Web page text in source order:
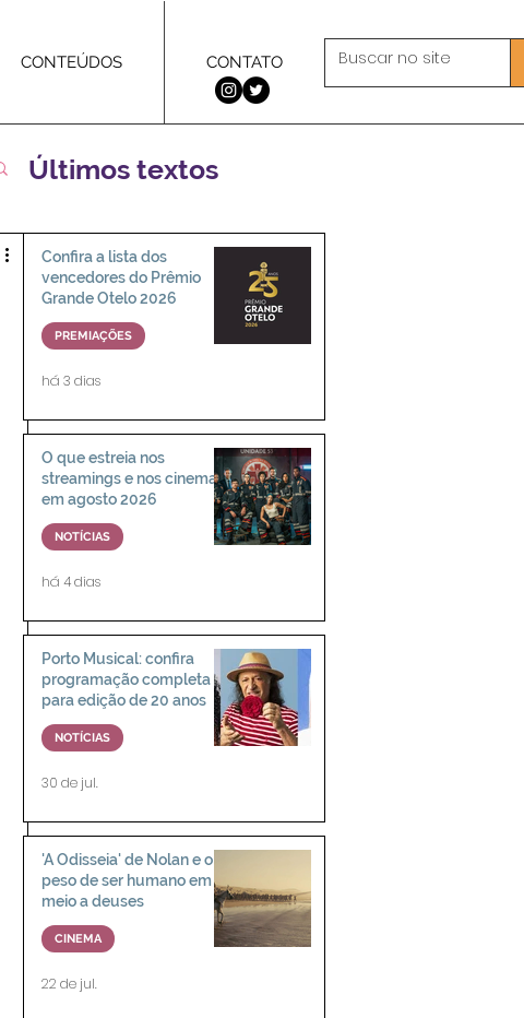
CONTEÚDOS CONTATO
Confira a lista dos
vencedores do Prêmio
Grande Otelo 2026
PREMIAÇÕES
há 3 dias
O que estreia nos
streamings e nos cinemas
em agosto 2026
NOTÍCIAS
há 4 dias
Porto Musical: confira
programação completa
para edição de 20 anos
NOTÍCIAS
30 de jul.
'A Odisseia' de Nolan e o
peso de ser humano em
meio a deuses
CINEMA
22 de jul.
Últimos textos